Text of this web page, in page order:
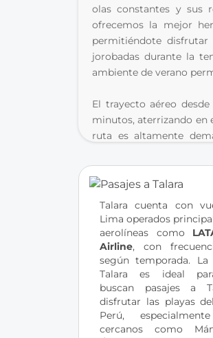
olas constantes y sus
ofrecemos la mejor
permitiéndote
jorobadas durante la
ambiente de verano
El trayecto aéreo
minutos, aterrizando en
ruta es altamente
cocina marina del país.
son especialidades
nosotros, accedes a
garantizando pasajes
viaje al norte sea
Talara cuenta con
Lima operados
aerolíneas como
Airline, con
según temporada.
Talara es ideal
buscan pasajes a
disfrutar las playas
Perú,
cercanos como